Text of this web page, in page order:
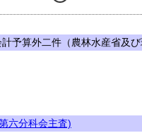
予算外二件（農林水産省及
六分科会主査)